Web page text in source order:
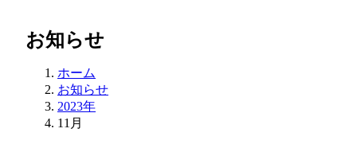
お知らせ
ホーム
お知らせ
2023年
11月